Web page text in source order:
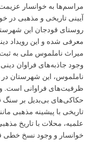
مراسم‌ها به خوانسار
آیینی تاریخی و مذهبی در
روستای قودجان این
میراث ناملموس ملی به
وجود جاذبه‌های فراوان
ناملموس، این شهرستان
ظرفیت‌های فراوانی است.
حکاکی‌های بی‌بدیل بر سنگ
تاریخی با پیشینه مذهبی
علمیه، محلات با تاریخ
خوانسار و وجود نسخ خطی